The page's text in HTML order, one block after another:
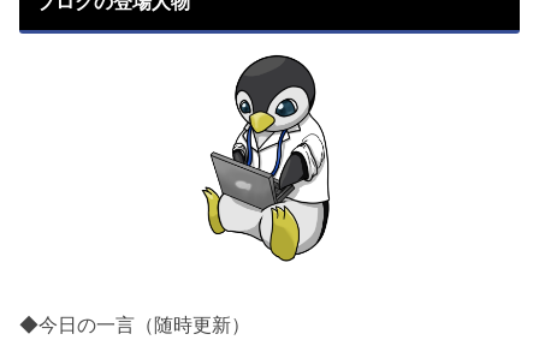
◆今日の一言（随時更新）